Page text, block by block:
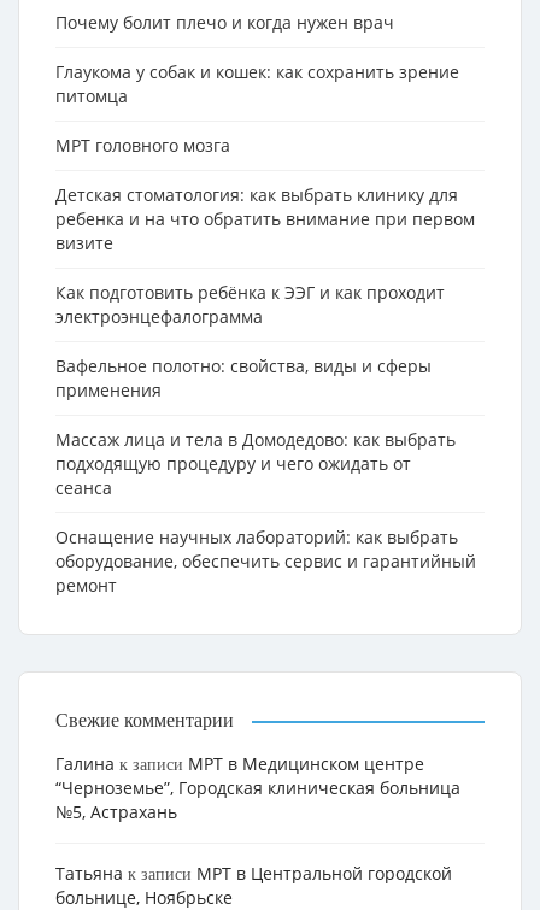
Почему болит плечо и когда нужен врач
Глаукома у собак и кошек: как сохранить зрение
питомца
МРТ головного мозга
Детская стоматология: как выбрать клинику для
ребенка и на что обратить внимание при первом
визите
Как подготовить ребёнка к ЭЭГ и как проходит
электроэнцефалограмма
Вафельное полотно: свойства, виды и сферы
применения
Массаж лица и тела в Домодедово: как выбрать
подходящую процедуру и чего ожидать от
сеанса
Оснащение научных лабораторий: как выбрать
оборудование, обеспечить сервис и гарантийный
ремонт
Свежие комментарии
Галина к записи МРТ в Медицинском центре
“Черноземье”, Городская клиническая больница
№5, Астрахань
Татьяна к записи МРТ в Центральной городской
больнице, Ноябрьске